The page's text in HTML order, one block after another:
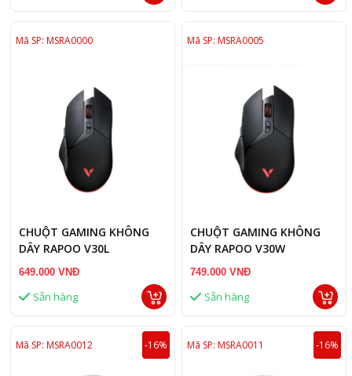
Mã SP: MSRA0000
CHUỘT GAMING KHÔNG
DÂY RAPOO V30L
649.000 VNĐ
Sẵn hàng
Mã SP: MSRA0005
CHUỘT GAMING KHÔNG
DÂY RAPOO V30W
749.000 VNĐ
Sẵn hàng
Mã SP: MSRA0012 -16% Mã SP: MSRA0011 -16%